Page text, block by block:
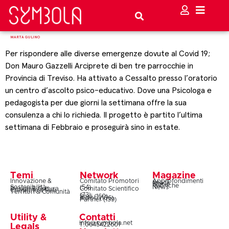
MARTA GULINO
Per rispondere alle diverse emergenze dovute al Covid 19;
Don Mauro Gazzelli Arciprete di ben tre parrocchie in
Provincia di Treviso. Ha attivato a Cessalto presso l’oratorio
un centro d’ascolto psico-educativo. Dove una Psicologa e
pedagogista per due giorni la settimana offre la sua
consulenza a chi lo richieda. Il progetto è partito l’ultima
settimana di Febbraio e proseguirà sino in estate.
Temi
Innovazione &
Sostenibilità
Design & Cultura
Coesione & Reti
Territori & Comunità
Network
Comitato Promotori
(54)
Comitato Scientifico
(73)
Soci (160)
Autori (106)
Partner (139)
Magazine
Approfondimenti
Snack
Storie
Rubriche
News
Utility &
Legals
Contatti
info@symbola.net
T.0645422601